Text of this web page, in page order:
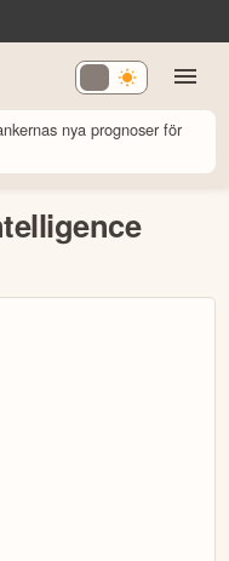
nya prognoser för